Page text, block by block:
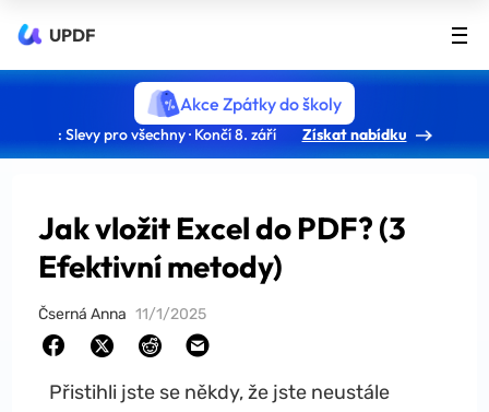
UPDF
Akce Zpátky do školy
: Slevy pro všechny · Končí 8. září Získat nabídku
Jak vložit Excel do PDF? (3
Efektivní metody)
Čserná Anna 11/1/2025
Přistihli jste se někdy, že jste neustále